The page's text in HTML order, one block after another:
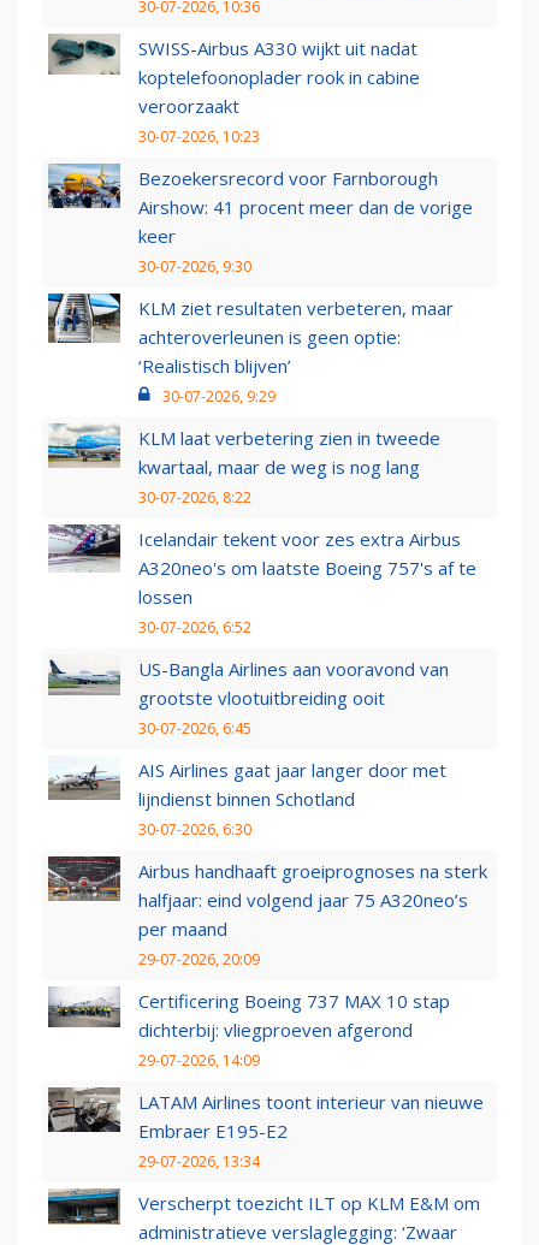
30-07-2026, 10:36
SWISS-Airbus A330 wijkt uit nadat
koptelefoonoplader rook in cabine
veroorzaakt
30-07-2026, 10:23
Bezoekersrecord voor Farnborough
Airshow: 41 procent meer dan de vorige
keer
30-07-2026, 9:30
KLM ziet resultaten verbeteren, maar
achteroverleunen is geen optie:
‘Realistisch blijven’
30-07-2026, 9:29
KLM laat verbetering zien in tweede
kwartaal, maar de weg is nog lang
30-07-2026, 8:22
Icelandair tekent voor zes extra Airbus
A320neo's om laatste Boeing 757's af te
lossen
30-07-2026, 6:52
US-Bangla Airlines aan vooravond van
grootste vlootuitbreiding ooit
30-07-2026, 6:45
AIS Airlines gaat jaar langer door met
lijndienst binnen Schotland
30-07-2026, 6:30
Airbus handhaaft groeiprognoses na sterk
halfjaar: eind volgend jaar 75 A320neo’s
per maand
29-07-2026, 20:09
Certificering Boeing 737 MAX 10 stap
dichterbij: vliegproeven afgerond
29-07-2026, 14:09
LATAM Airlines toont interieur van nieuwe
Embraer E195-E2
29-07-2026, 13:34
Verscherpt toezicht ILT op KLM E&M om
administratieve verslaglegging: ‘Zwaar